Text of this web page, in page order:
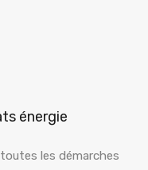
énergie
les démarches